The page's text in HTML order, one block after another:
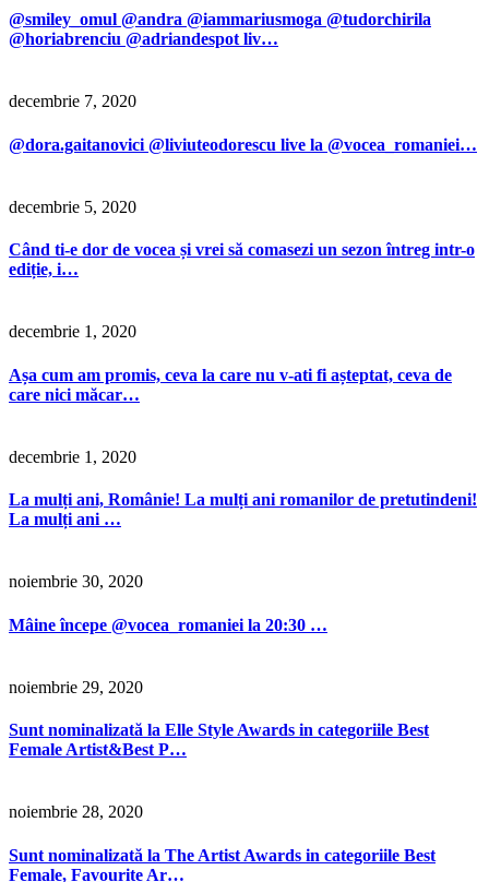
@smiley_omul @andra @iammariusmoga @tudorchirila
@horiabrenciu @adriandespot liv…
decembrie 7, 2020
@dora.gaitanovici @liviuteodorescu live la @vocea_romaniei…
decembrie 5, 2020
Când ti-e dor de vocea și vrei să comasezi un sezon întreg intr-o
ediție, i…
decembrie 1, 2020
Așa cum am promis, ceva la care nu v-ati fi așteptat, ceva de
care nici măcar…
decembrie 1, 2020
La mulți ani, Românie! La mulți ani romanilor de pretutindeni!
La mulți ani …
noiembrie 30, 2020
Mâine începe @vocea_romaniei la 20:30 …
noiembrie 29, 2020
Sunt nominalizată la Elle Style Awards in categoriile Best
Female Artist&Best P…
noiembrie 28, 2020
Sunt nominalizată la The Artist Awards in categoriile Best
Female, Favourite Ar…